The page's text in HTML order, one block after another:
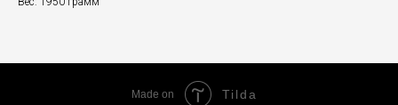
Made on Tilda